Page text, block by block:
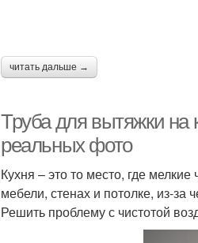
читать дальше →
Труба для вытяжки на
реальных фото
Кухня – это то место, где
мебели, стенах и потолке, из-за
Решить проблему с чистотой